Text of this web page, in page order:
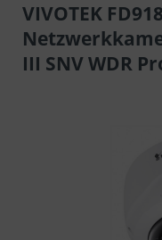
VIVOTEK
III SNV WDR